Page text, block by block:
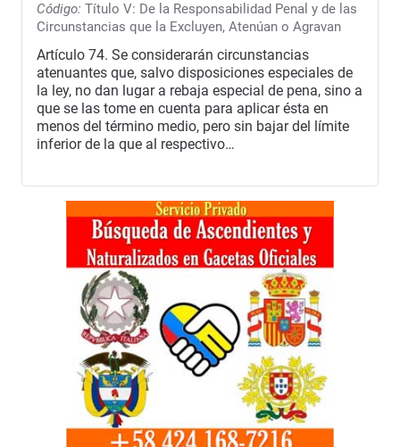
Código: Título V: De la Responsabilidad Penal y de las
Circunstancias que la Excluyen, Atenúan o Agravan
Artículo 74. Se considerarán circunstancias
atenuantes que, salvo disposiciones especiales de
la ley, no dan lugar a rebaja especial de pena, sino a
que se las tome en cuenta para aplicar ésta en
menos del término medio, pero sin bajar del límite
inferior de la que al respectivo…